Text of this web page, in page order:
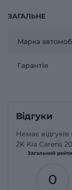
ЗАГАЛЬНЕ
Марка
Гарантія
Відгуки
Немає
2K Kia Carens
Загальний
0